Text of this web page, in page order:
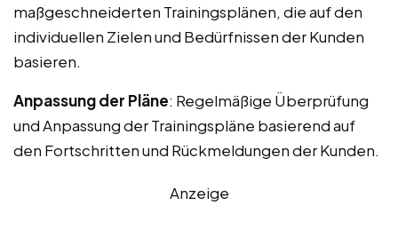
maßgeschneiderten Trainingsplänen, die auf den
individuellen Zielen und Bedürfnissen der Kunden
basieren.
Anpassung der Pläne: Regelmäßige Überprüfung
und Anpassung der Trainingspläne basierend auf
den Fortschritten und Rückmeldungen der Kunden.
Anzeige